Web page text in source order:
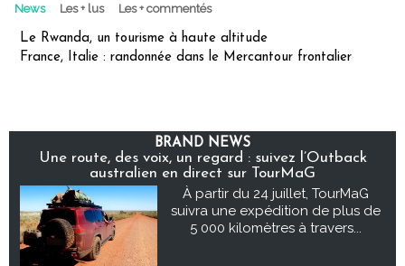
News Les + lus Les + commentés
Le Rwanda, un tourisme à haute altitude
France, Italie : randonnée dans le Mercantour frontalier
BRAND NEWS
Une route, des voix, un regard : suivez l’Outback
australien en direct sur TourMaG
À partir du 24 juillet, TourMaG
suivra une expédition de plus de
5 000 kilomètres à travers...